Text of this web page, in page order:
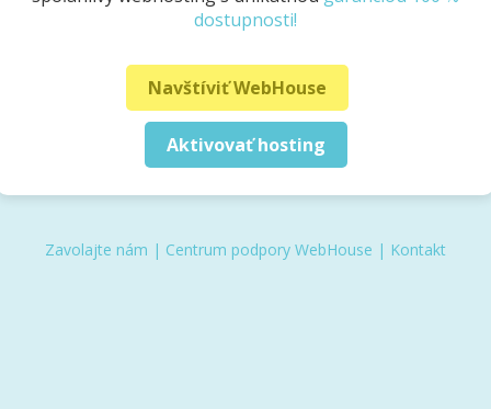
dostupnosti!
Navštíviť WebHouse
Aktivovať hosting
Zavolajte nám | Centrum podpory WebHouse | Kontakt